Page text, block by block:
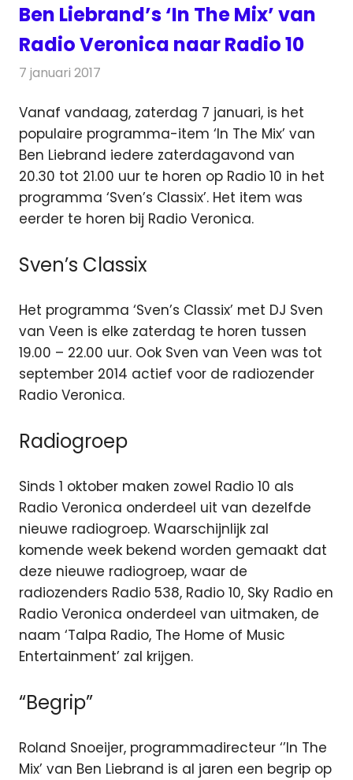
Ben Liebrand’s ‘In The Mix’ van
Radio Veronica naar Radio 10
7 januari 2017
Vanaf vandaag, zaterdag 7 januari, is het
populaire programma-item ‘In The Mix’ van
Ben Liebrand iedere zaterdagavond van
20.30 tot 21.00 uur te horen op Radio 10 in het
programma ‘Sven’s Classix’. Het item was
eerder te horen bij Radio Veronica.
Sven’s Classix
Het programma ‘Sven’s Classix’ met DJ Sven
van Veen is elke zaterdag te horen tussen
19.00 – 22.00 uur. Ook Sven van Veen was tot
september 2014 actief voor de radiozender
Radio Veronica.
Radiogroep
Sinds 1 oktober maken zowel Radio 10 als
Radio Veronica onderdeel uit van dezelfde
nieuwe radiogroep. Waarschijnlijk zal
komende week bekend worden gemaakt dat
deze nieuwe radiogroep, waar de
radiozenders Radio 538, Radio 10, Sky Radio en
Radio Veronica onderdeel van uitmaken, de
naam ‘Talpa Radio, The Home of Music
Entertainment’ zal krijgen.
“Begrip”
Roland Snoeijer, programmadirecteur ‘’In The
Mix’ van Ben Liebrand is al jaren een begrip op